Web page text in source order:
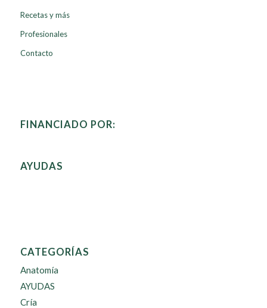
Recetas y más
Profesionales
Contacto
FINANCIADO POR:
AYUDAS
CATEGORÍAS
Anatomía
AYUDAS
Cría